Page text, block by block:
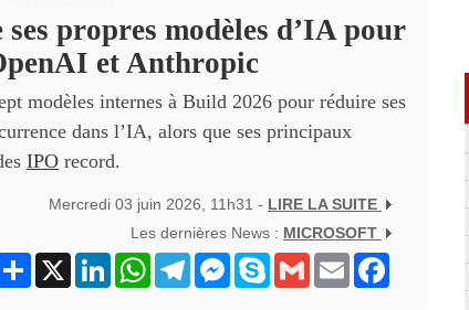
propres modèles d’IA pour
et Anthropic
modèles internes à Build 2026 pour réduire ses
dans l’IA, alors que ses principaux
IPO record.
Mercredi 03 juin 2026, 11h31 - LIRE LA SUITE
Les dernières News : MICROSOFT
Partager
X LinkedInWhatsAppTelegramMessenger
Skype Gmail Email